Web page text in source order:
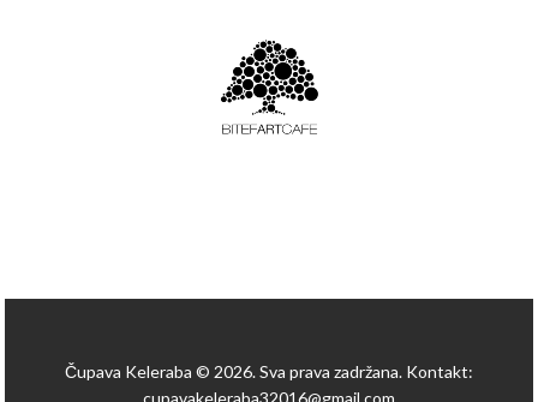
Čupava Keleraba © 2026. Sva prava zadržana. Kontakt:
cupavakeleraba32016@gmail.com